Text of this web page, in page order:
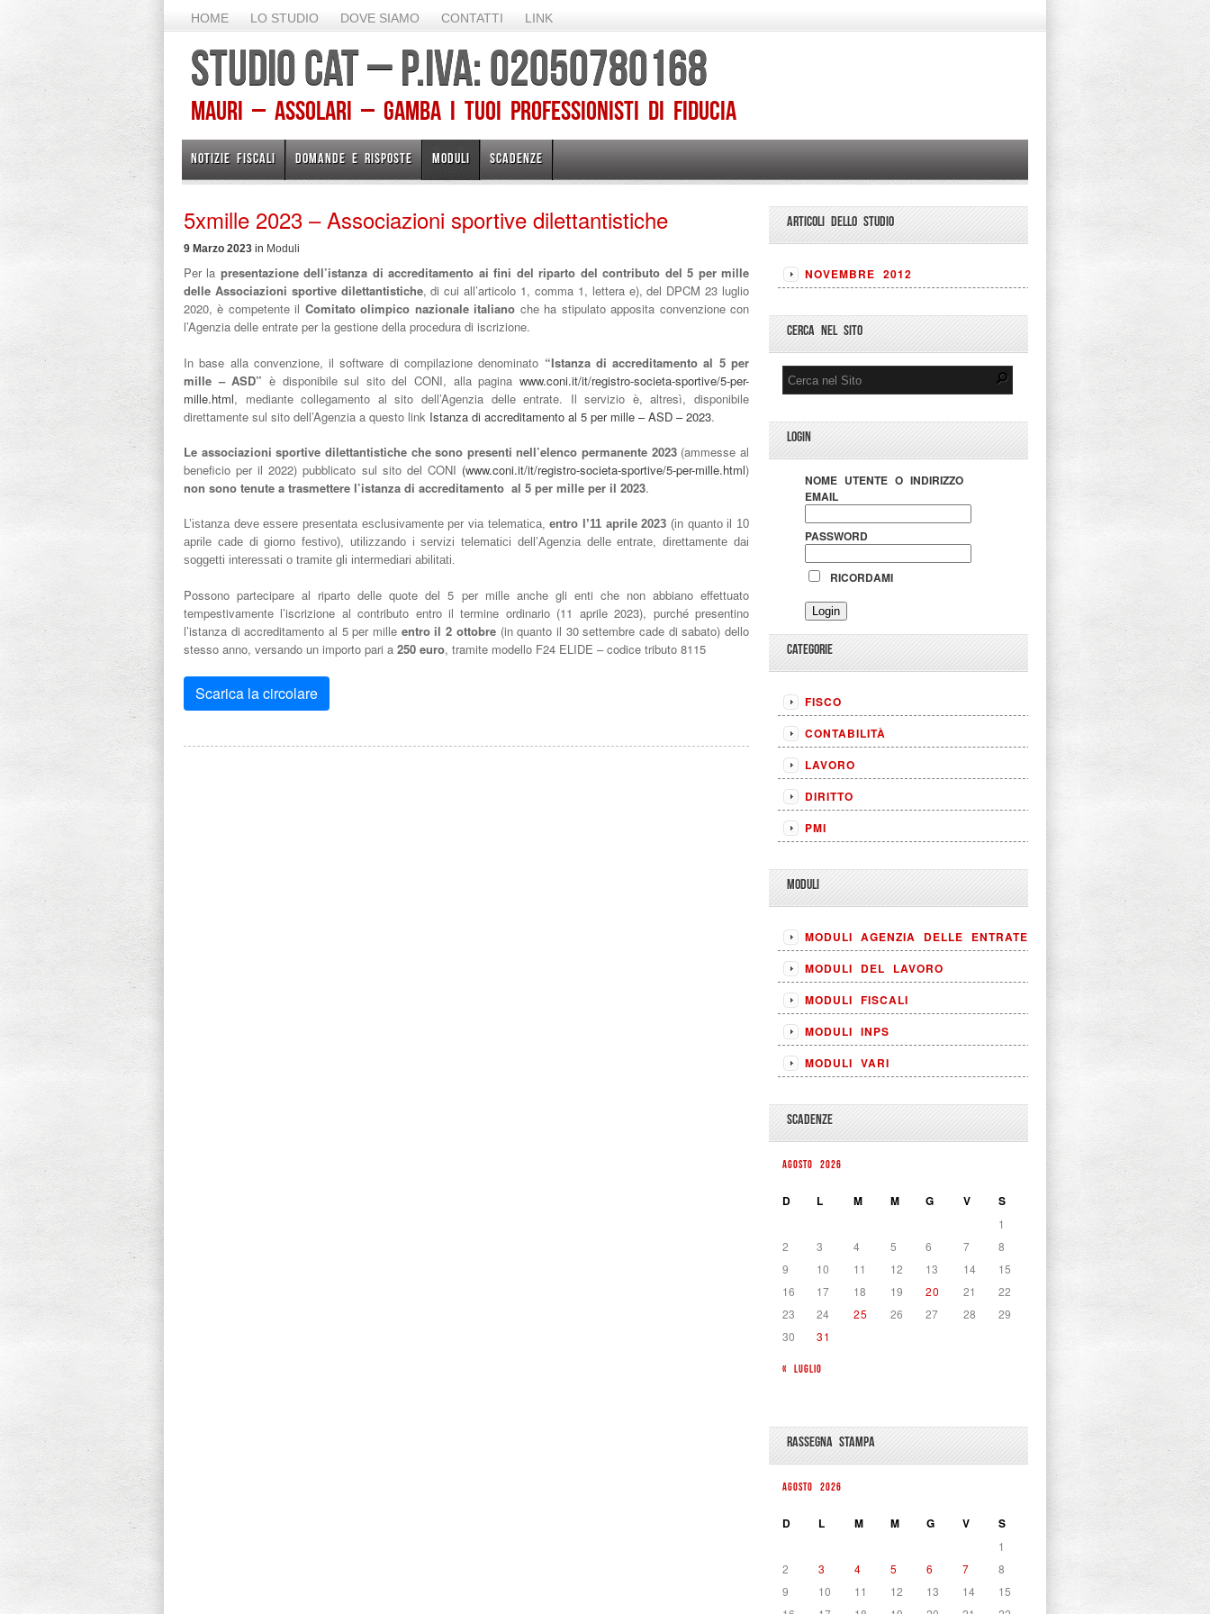
HOME LO STUDIO DOVE SIAMO CONTATTI LINK
STUDIO CAT – P.IVA: 02050780168
Mauri – Assolari – Gamba I TUOI PROFESSIONISTI DI FIDUCIA
NOTIZIE FISCALI DOMANDE E RISPOSTE MODULI SCADENZE
5xmille 2023 – Associazioni sportive dilettantistiche
9 Marzo 2023 in Moduli
Per la presentazione dell’istanza di accreditamento ai fini del riparto del contributo del 5 per mille
delle Associazioni sportive dilettantistiche, di cui all’articolo 1, comma 1, lettera e), del DPCM 23 luglio
2020, è competente il Comitato olimpico nazionale italiano che ha stipulato apposita convenzione con
l’Agenzia delle entrate per la gestione della procedura di iscrizione.
In base alla convenzione, il software di compilazione denominato “Istanza di accreditamento al 5 per
mille – ASD” è disponibile sul sito del CONI, alla paginawww.coni.it/it/registro-societa-sportive/5-per-
mille.html, mediante collegamento al sito dell’Agenzia delle entrate. Il servizio è, altresì, disponibile
direttamente sul sito dell’Agenzia a questo link Istanza di accreditamento al 5 per mille – ASD – 2023.
Le associazioni sportive dilettantistiche che sono presenti nell’elenco permanente 2023 (ammesse al
beneficio per il 2022) pubblicato sul sito del CONI (www.coni.it/it/registro-societa-sportive/5-per-mille.html)
non sono tenute a trasmettere l’istanza di accreditamento al 5 per mille per il 2023.
L’istanza deve essere presentata esclusivamente per via telematica,entro l’11 aprile 2023 (in quanto il 10
aprile cade di giorno festivo), utilizzando i servizi telematici dell’Agenzia delleentrate, direttamente dai
soggetti interessati o tramite gli intermediari abilitati.
Possono partecipare al riparto delle quote del 5 per mille anche gli enti che non abbiano effettuato
tempestivamente l’iscrizione al contributo entro il termine ordinario (11 aprile 2023), purché presentino
l’istanza di accreditamento al 5 per mille entro il 2 ottobre(in quanto il 30 settembre cade di sabato) dello
stesso anno, versando un importo pari a 250 euro, tramite modello F24 ELIDE – codice tributo 8115
Scarica la circolare
ARTICOLI DELLO STUDIO
NOVEMBRE 2012
CERCA NEL SITO
LOGIN
NOME UTENTE O INDIRIZZO
EMAIL
PASSWORD
RICORDAMI
CATEGORIE
FISCO
CONTABILITÀ
LAVORO
DIRITTO
PMI
MODULI
MODULI AGENZIA DELLE ENTRATE
MODULI DEL LAVORO
MODULI FISCALI
MODULI INPS
MODULI VARI
SCADENZE
AGOSTO 2026
D L M M G V S
« LUGLIO
1
2
3 4 5 6 7
8
9
10 11 12 13 14
15
16
17 18 19 20 21
22
23
24 25 26 27 28
29
30
31
RASSEGNA STAMPA
AGOSTO 2026
D L M M G V S
1
2
3 4 5 6 7
8
9
10 11 12 13 14
15